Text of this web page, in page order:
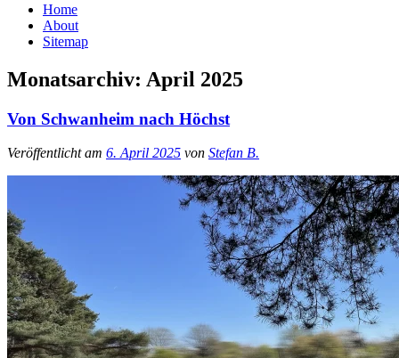
Home
About
Sitemap
Monatsarchiv: April 2025
Von Schwanheim nach Höchst
Veröffentlicht am 6. April 2025 von Stefan B.